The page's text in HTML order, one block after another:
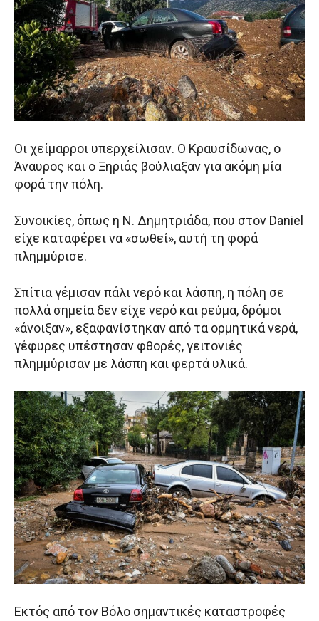
Οι χείμαρροι υπερχείλισαν. Ο Κραυσίδωνας, ο
Άναυρος και ο Ξηριάς βούλιαξαν για ακόμη μία
φορά την πόλη.
Συνοικίες, όπως η Ν. Δημητριάδα, που στον Daniel
είχε καταφέρει να «σωθεί», αυτή τη φορά
πλημμύρισε.
Σπίτια γέμισαν πάλι νερό και λάσπη, η πόλη σε
πολλά σημεία δεν είχε νερό και ρεύμα, δρόμοι
«άνοιξαν», εξαφανίστηκαν από τα ορμητικά νερά,
γέφυρες υπέστησαν φθορές, γειτονιές
πλημμύρισαν με λάσπη και φερτά υλικά.
Εκτός από τον Βόλο σημαντικές καταστροφές